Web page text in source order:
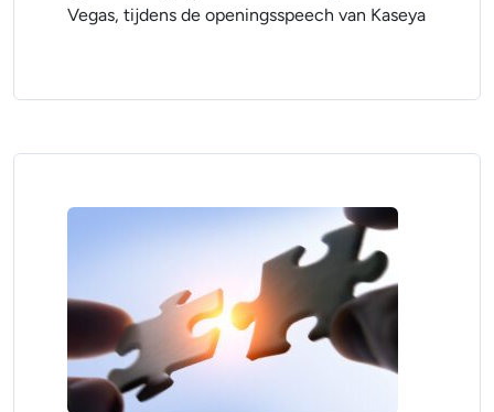
Vegas, tijdens de openingsspeech van Kaseya